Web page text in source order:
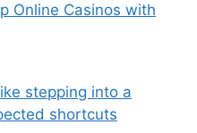
Online Casinos with
stepping into a
shortcuts